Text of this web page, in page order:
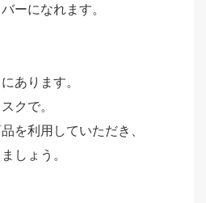
ーになれます。
あります。
クで。
を利用していただき、
しょう。